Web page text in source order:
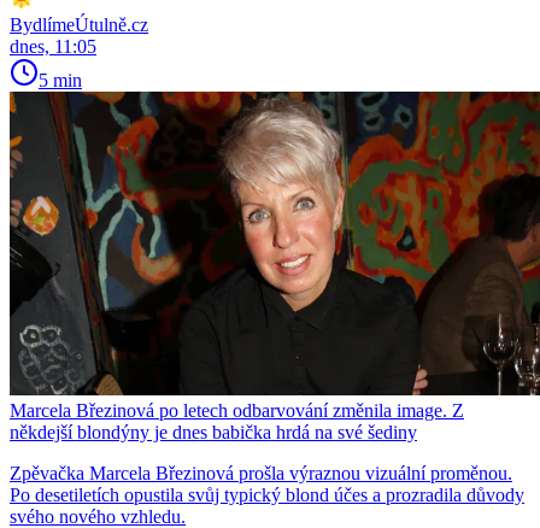
BydlímeÚtulně.cz
dnes, 11:05
5 min
Marcela Březinová po letech odbarvování změnila image. Z
někdejší blondýny je dnes babička hrdá na své šediny
Zpěvačka Marcela Březinová prošla výraznou vizuální proměnou.
Po desetiletích opustila svůj typický blond účes a prozradila důvody
svého nového vzhledu.